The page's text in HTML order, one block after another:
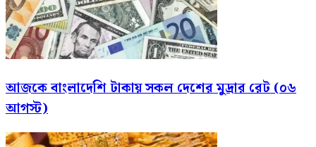
আজকে বাংলাদেশি টাকায় সকল দেশের মুদ্রার রেট (০৬
আগস্ট)